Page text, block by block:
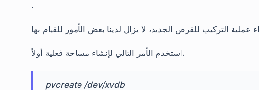
.
استخدم الأمر التالي لإنشاء مساحة فعلية أولاً.
pvcreate /dev/xvdb